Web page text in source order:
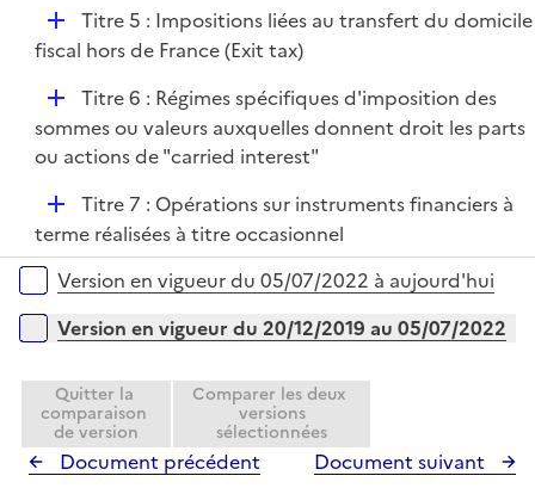
e
l
r
D
é
i
e
Titre 5 : Impositions liées au transfert du domicile
fiscal hors de France (Exit tax)
D
é
p
e
r
Titre 6 : Régimes spécifiques d'imposition des
sommes ou valeurs auxquelles donnent droit les parts
ou actions de "carried interest"
D
é
p
l
i
e
r
Titre 7 : Opérations sur instruments financiers à
terme réalisées à titre occasionnel
Versions sur la période
Version en vigueur du 05/07/2022 à aujourd'hui
Version en vigueur du 20/12/2019 au 05/07/2022
Quitter la
comparaison
de version
Comparer les deux
versions
sélectionnées
Document précédent Document suivant